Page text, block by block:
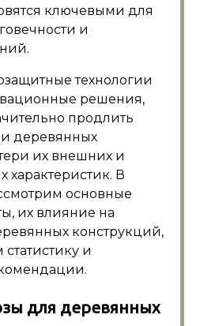
ключевыми для
и
технологии
решения,
продлить
деревянных
их внешних и
характеристик. В
основные
их влияние на
конструкций,
и
для деревянных